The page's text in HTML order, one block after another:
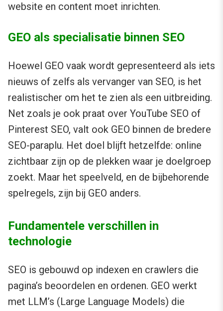
website en content moet inrichten.
GEO als specialisatie binnen SEO
Hoewel GEO vaak wordt gepresenteerd als iets
nieuws of zelfs als vervanger van SEO, is het
realistischer om het te zien als een uitbreiding.
Net zoals je ook praat over YouTube SEO of
Pinterest SEO, valt ook GEO binnen de bredere
SEO-paraplu. Het doel blijft hetzelfde: online
zichtbaar zijn op de plekken waar je doelgroep
zoekt. Maar het speelveld, en de bijbehorende
spelregels, zijn bij GEO anders.
Fundamentele verschillen in
technologie
SEO is gebouwd op indexen en crawlers die
pagina’s beoordelen en ordenen. GEO werkt
met LLM’s (Large Language Models) die